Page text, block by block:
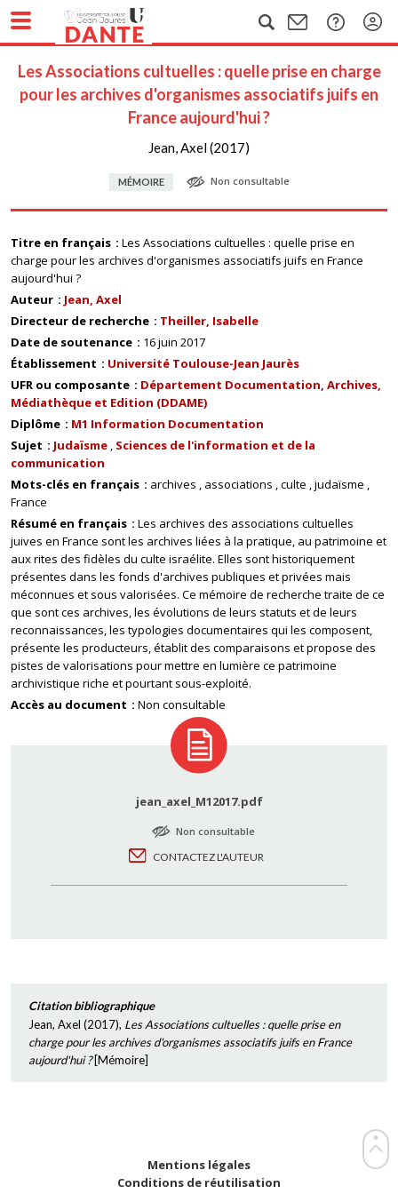
Les Associations cultuelles : quelle prise en charge
pour les archives d'organismes associatifs juifs en
France aujourd'hui ?
Jean, Axel (2017)
MÉMOIRE Non consultable
Titre en français
Les Associations cultuelles : quelle prise en
charge pour les archives d'organismes associatifs juifs en France
aujourd'hui ?
Auteur
Jean, Axel
Directeur de recherche
Theiller, Isabelle
Date de soutenance
16 juin 2017
Établissement
Université Toulouse-Jean Jaurès
UFR ou composante
Département Documentation, Archives,
Médiathèque et Edition (DDAME)
Diplôme
M1 Information Documentation
Sujet
Judaïsme Sciences de l'information et de la
communication
Mots-clés en français
archives associations culte judaïsme
France
Résumé en français
Les archives des associations cultuelles
juives en France sont les archives liées à la pratique, au patrimoine et
aux rites des fidèles du culte israélite. Elles sont historiquement
présentes dans les fonds d'archives publiques et privées mais
méconnues et sous valorisées. Ce mémoire de recherche traite de ce
que sont ces archives, les évolutions de leurs statuts et de leurs
reconnaissances, les typologies documentaires qui les composent,
présente les producteurs, établit des comparaisons et propose des
pistes de valorisations pour mettre en lumière ce patrimoine
archivistique riche et pourtant sous-exploité.
Accès au document
Non consultable
jean_axel_M12017.pdf
Non consultable
CONTACTEZ L'AUTEUR
Citation bibliographique
Jean, Axel (2017), Les Associations cultuelles : quelle prise en
charge pour les archives d'organismes associatifs juifs en France
aujourd'hui ?[Mémoire]
Mentions légales
Conditions de réutilisation